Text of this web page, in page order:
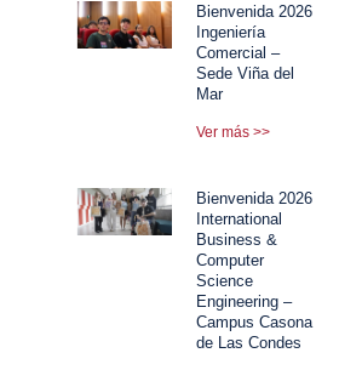
Bienvenida 2026
Ingeniería
Comercial –
Sede Viña del
Mar
Ver más >>
Bienvenida 2026
International
Business &
Computer
Science
Engineering –
Campus Casona
de Las Condes